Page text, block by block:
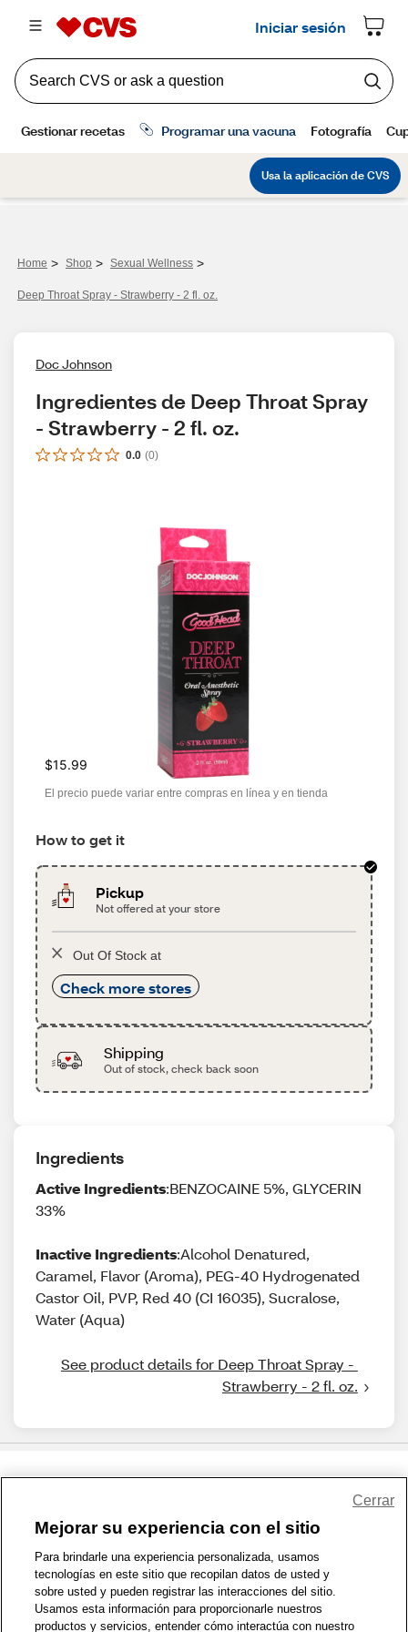
Home > Shop > Sexual Wellness >
Deep Throat Spray - Strawberry - 2 fl. oz.
Doc Johnson
Ingredientes de Deep Throat Spray
- Strawberry - 2 fl. oz.
0.0 (0)
$15.99
El precio puede variar entre compras en línea y en tienda
How to get it
Pickup
Not offered at your store
Out Of Stock at
Check more stores
Shipping
Out of stock, check back soon
Ingredients
Active Ingredients:BENZOCAINE 5%, GLYCERIN
33%
Inactive Ingredients:Alcohol Denatured,
Caramel, Flavor (Aroma), PEG-40 Hydrogenated
Castor Oil, PVP, Red 40 (CI 16035), Sucralose,
Water (Aqua)
See product details for Deep Throat Spray -
Strawberry - 2 fl. oz.
1-800-679-9691 | Contáctenos | Términos de Uso | Accesibilidad
Política de Privacidad | WA Privacy Policy | Mapa del sitio
Zona de Bienestar | © 1999 - 2026 CVS.com
Mejorar su experiencia con el sitio
Para brindarle una experiencia personalizada, usamos
tecnologías en este sitio que recopilan datos de usted y
sobre usted y pueden registrar las interacciones del sitio.
Usamos esta información para proporcionarle nuestros
productos y servicios, entender cómo interactúa con nuestro
Cerrar